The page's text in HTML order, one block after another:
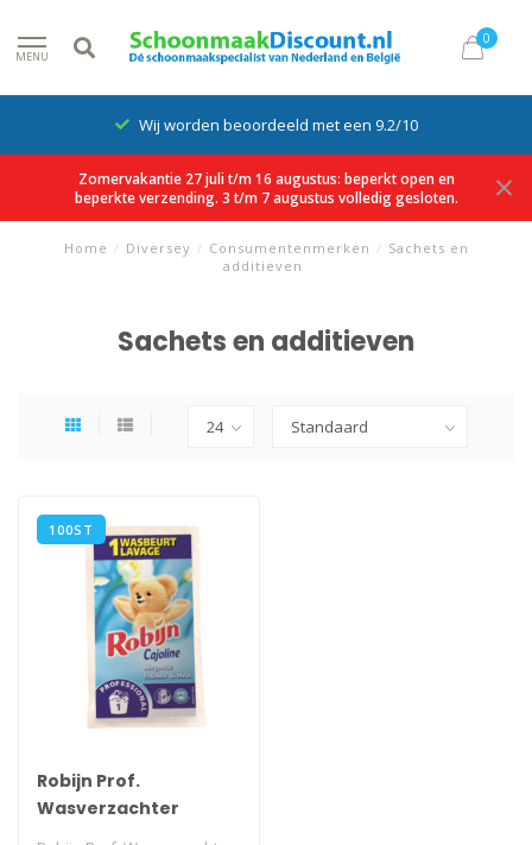
MENU
0
Wij worden beoordeeld met een 9.2/10
Zomervakantie 27 juli t/m 16 augustus: beperkt open en
beperkte verzending. 3 t/m 7 augustus volledig gesloten.
Home / Diversey / Consumentenmerken / Sachets en
additieven
Sachets en additieven
100ST
Robijn Prof.
Wasverzachter
Sachets Morgenfris